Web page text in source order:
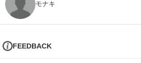
モナキ
FEEDBACK